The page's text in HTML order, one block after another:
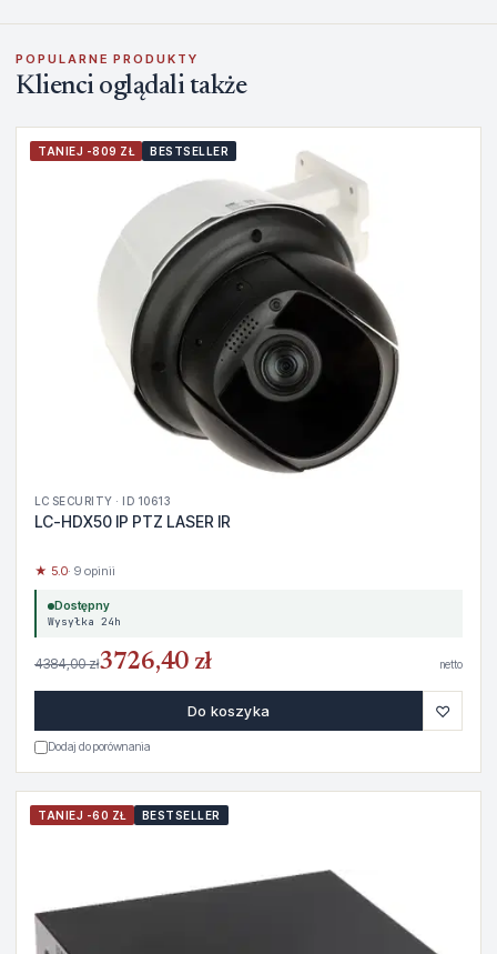
POPULARNE PRODUKTY
Klienci oglądali także
TANIEJ -809 ZŁ BESTSELLER
LC SECURITY · ID 10613
LC-HDX50 IP PTZ LASER IR
★ 5.0· 9 opinii
Dostępny
Wysyłka 24h
4384,00 zł3726,40 zł netto
Do koszyka ♡
Dodaj do porównania
TANIEJ -60 ZŁ BESTSELLER